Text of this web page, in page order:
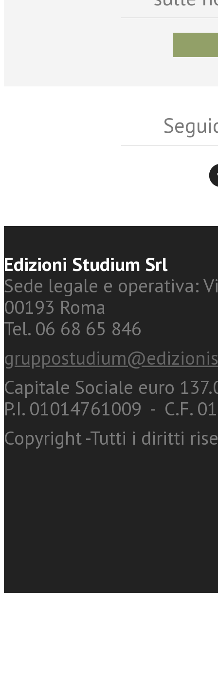
Edizioni Studium Srl
Sede legale e operativa:
00193 Roma
Tel. 06 68 65 846
Capitale Sociale euro
P.I. 01014761009 - C.F.
Copyright -Tutti i diritti